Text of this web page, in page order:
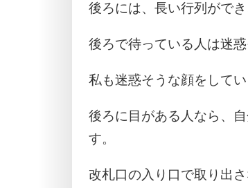
後ろには、長い行列がで
後ろで待っている人は迷
私も迷惑そうな顔をしてい
後ろに目がある人なら、
す。
改札口の入り口で取り出